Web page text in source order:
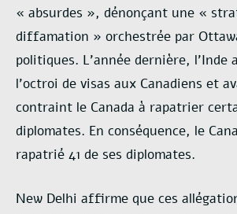
« absurdes », dénonçant une «
diffamation » orchestrée par
politiques. L’année dernière,
l’octroi de visas aux Canadiens et
contraint le Canada à rapatrier
diplomates. En conséquence, le
rapatrié 41 de ses diplomates.
New Delhi affirme que ces